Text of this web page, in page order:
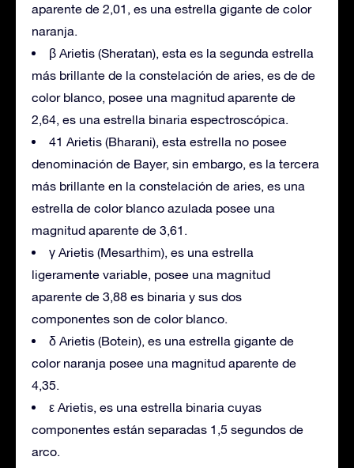
aparente de 2,01, es una estrella gigante de color
naranja.
β Arietis (Sheratan), esta es la segunda estrella
más brillante de la constelación de aries, es de de
color blanco, posee una magnitud aparente de
2,64, es una estrella binaria espectroscópica.
41 Arietis (Bharani), esta estrella no posee
denominación de Bayer, sin embargo, es la tercera
más brillante en la constelación de aries, es una
estrella de color blanco azulada posee una
magnitud aparente de 3,61.
γ Arietis (Mesarthim), es una estrella
ligeramente variable, posee una magnitud
aparente de 3,88 es binaria y sus dos
componentes son de color blanco.
δ Arietis (Botein), es una estrella gigante de
color naranja posee una magnitud aparente de
4,35.
ε Arietis, es una estrella binaria cuyas
componentes están separadas 1,5 segundos de
arco.